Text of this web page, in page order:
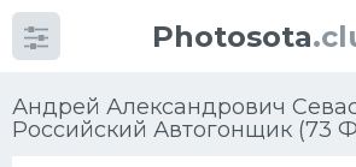
Photosota
Андрей Александрович
Российский Автогонщик (73